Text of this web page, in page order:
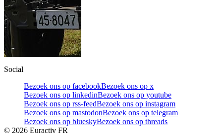
Social
Bezoek ons op facebookBezoek ons op x
Bezoek ons op linkedinBezoek ons op youtube
Bezoek ons op rss-feedBezoek ons op instagram
Bezoek ons op mastodonBezoek ons op telegram
Bezoek ons op blueskyBezoek ons op threads
© 2026 Euractiv FR